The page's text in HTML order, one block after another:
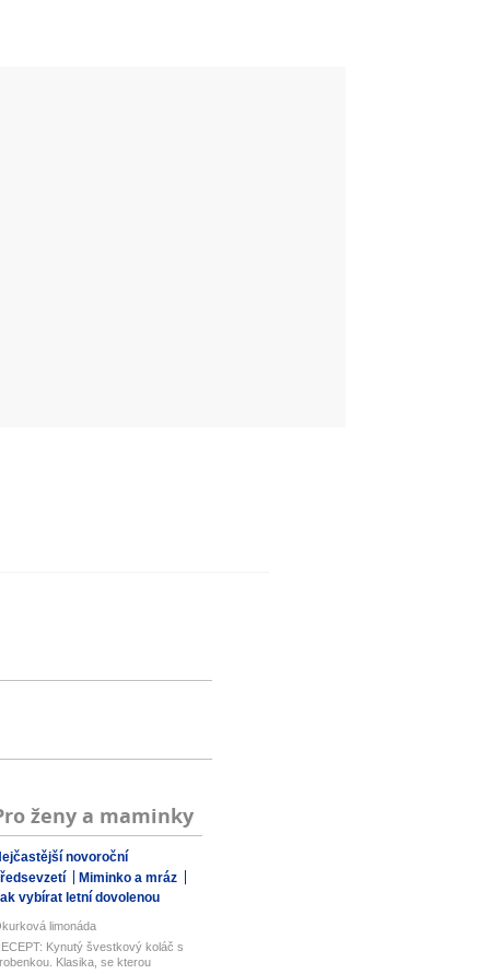
ženy a maminky
novoroční
Miminko a mráz
vybírat letní dovolenou
limonáda
Kynutý švestkový koláč s
Klasika, se kterou